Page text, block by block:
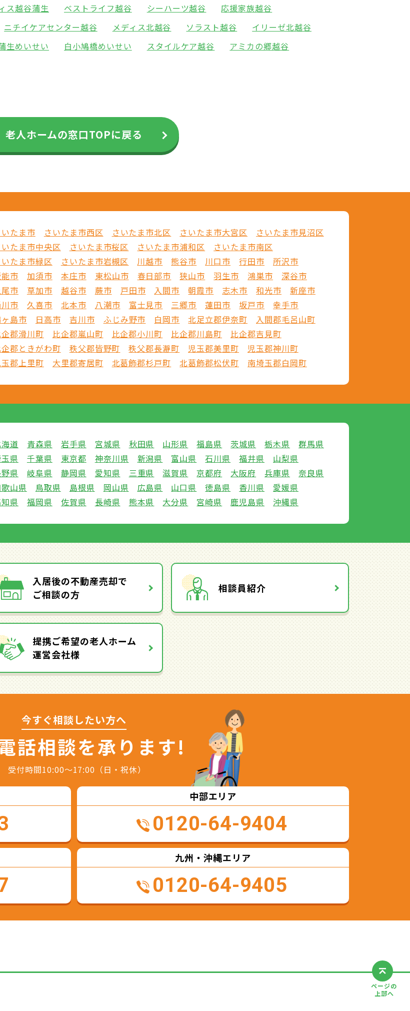
ス越谷蒲生 ベストライフ越谷 シーハーツ越谷
応援家族越谷
ニチイケアセンター越谷 メディス北越谷 ソラスト越谷
イリーゼ北越谷
生めいせい 白小鳩橋めいせい スタイルケア越谷
アミカの郷越谷
老人ホームの窓口TOPに戻る
いたま市 さいたま市西区 さいたま市北区 さいたま市大宮区
さいたま市見沼区
いたま市中央区
さいたま市桜区 さいたま市浦和区
さいたま市南区
いたま市緑区
さいたま市岩槻区 川越市 熊谷市 川口市 行田市
所沢市
市
加須市 本庄市 東松山市 春日部市 狭山市 羽生市 鴻巣市
深谷市
市
草加市 越谷市 蕨市 戸田市 入間市 朝霞市 志木市 和光市
新座市
市
久喜市 北本市 八潮市 富士見市 三郷市 蓮田市 坂戸市
幸手市
島市
日高市 吉川市 ふじみ野市 白岡市 北足立郡伊奈町
入間郡毛呂山町
郡滑川町
比企郡嵐山町 比企郡小川町 比企郡川島町
比企郡吉見町
郡ときがわ町
秩父郡皆野町 秩父郡長瀞町 児玉郡美里町
児玉郡神川町
玉郡上里町
大里郡寄居町 北葛飾郡杉戸町 北葛飾郡松伏町 南埼玉郡白岡町
道 青森県 岩手県 宮城県 秋田県 山形県 福島県 茨城県 栃木県
群馬県
県
千葉県 東京都 神奈川県 新潟県 富山県 石川県 福井県
山梨県
県
岐阜県 静岡県 愛知県 三重県 滋賀県 京都府 大阪府 兵庫県
奈良県
山県
鳥取県 島根県 岡山県 広島県 山口県 徳島県 香川県
愛媛県
県
福岡県 佐賀県 長崎県 熊本県 大分県 宮崎県 鹿児島県 沖縄県
入居後の不動産売却で
ご相談の方
相談員紹介
提携ご希望の老人ホーム
運営会社様
今すぐ相談したい方へ
話相談を承ります!
受付時間10:00～17:00（日・祝休）
中部エリア
0120-64-9404
九州・沖縄エリア
0120-64-9405
ページの
上部へ